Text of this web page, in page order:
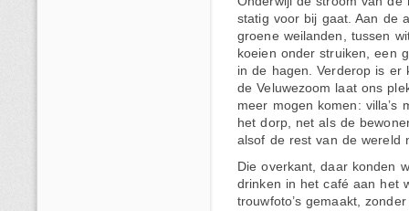
statig voor bij gaat. Aan de
groene weilanden, tussen
koeien onder struiken, een
in de hagen. Verderop is er
de Veluwezoom laat ons
meer mogen komen: villa’s
het dorp, net als de
alsof de rest van de wereld
Die overkant, daar konden
drinken in het café aan het
trouwfoto’s gemaakt,